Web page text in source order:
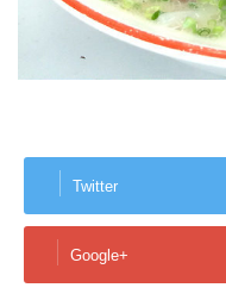
Twitter
Google+